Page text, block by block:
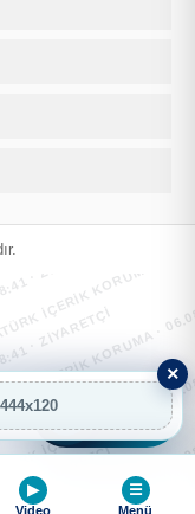
×
▶
Video
☰
Menü
ZIYARETÇI
İÇERİK KORUMA
ZIYARETÇI
İÇERİK KORUMA
ZIYARETÇI
İÇERİK KORUMA
ZIYARETÇI
İÇERİK KORUMA